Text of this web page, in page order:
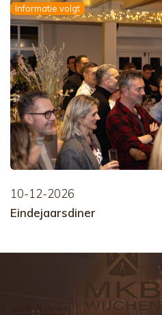
Informatie volgt
10-12-2026
Eindejaarsdiner